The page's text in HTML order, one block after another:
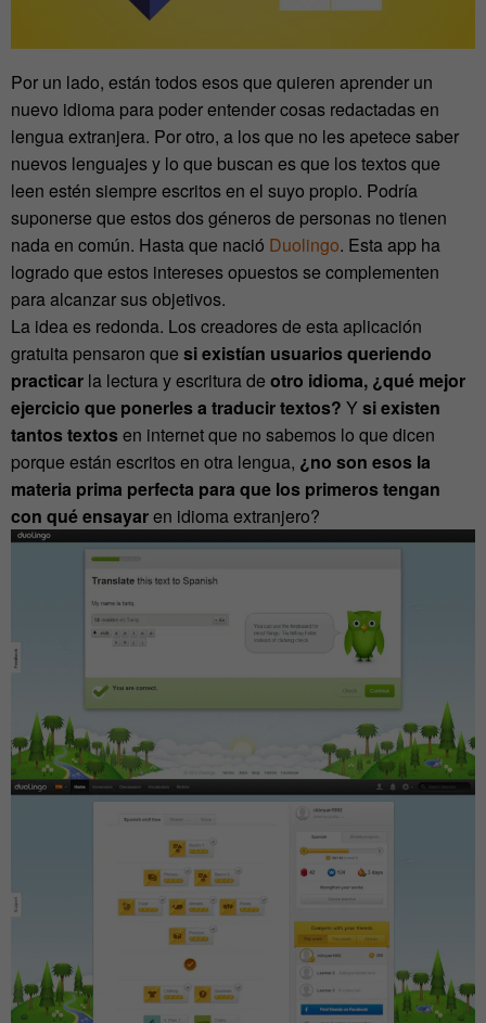
Por un lado, están todos esos que quieren aprender un
nuevo idioma para poder entender cosas redactadas en
lengua extranjera. Por otro, a los que no les apetece saber
nuevos lenguajes y lo que buscan es que los textos que
leen estén siempre escritos en el suyo propio. Podría
suponerse que estos dos géneros de personas no tienen
nada en común. Hasta que nació Duolingo. Esta app ha
logrado que estos intereses opuestos se complementen
para alcanzar sus objetivos.
La idea es redonda. Los creadores de esta aplicación
gratuita pensaron que si existían usuarios queriendo
practicar la lectura y escritura de otro idioma, ¿qué mejor
ejercicio que ponerles a traducir textos? Ysi existen
tantos textosen internet que no sabemos lo que dicen
porque están escritos en otra lengua, ¿no son esos la
materia prima perfecta para que los primeros tengan
con qué ensayaren idioma extranjero?